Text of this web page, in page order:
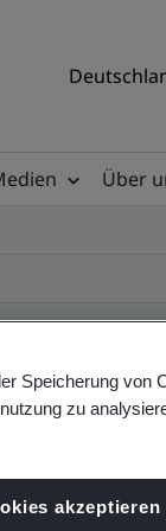
Über
German
Speicherung von
zu
akzeptieren